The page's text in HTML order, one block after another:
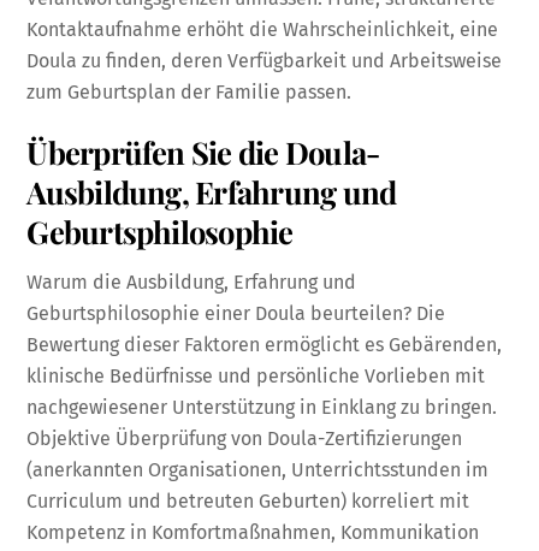
Kontaktaufnahme erhöht die Wahrscheinlichkeit, eine
Doula zu finden, deren Verfügbarkeit und Arbeitsweise
zum Geburtsplan der Familie passen.
Überprüfen Sie die Doula-
Ausbildung, Erfahrung und
Geburtsphilosophie
Warum die Ausbildung, Erfahrung und
Geburtsphilosophie einer Doula beurteilen? Die
Bewertung dieser Faktoren ermöglicht es Gebärenden,
klinische Bedürfnisse und persönliche Vorlieben mit
nachgewiesener Unterstützung in Einklang zu bringen.
Objektive Überprüfung von Doula-Zertifizierungen
(anerkannten Organisationen, Unterrichtsstunden im
Curriculum und betreuten Geburten) korreliert mit
Kompetenz in Komfortmaßnahmen, Kommunikation